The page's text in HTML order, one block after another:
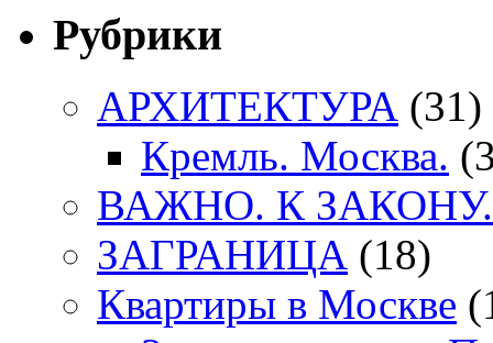
Рубрики
АРХИТЕКТУРА (31)
Кремль. Москва.
ВАЖНО. К ЗАКОНУ.
ЗАГРАНИЦА (18)
Квартиры в Москве